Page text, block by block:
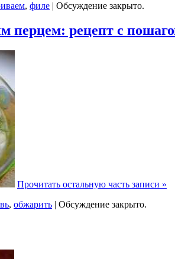
, филе | Обсуждение закрыто.
перцем: рецепт с
Прочитать остальную часть записи »
, обжарить | Обсуждение закрыто.